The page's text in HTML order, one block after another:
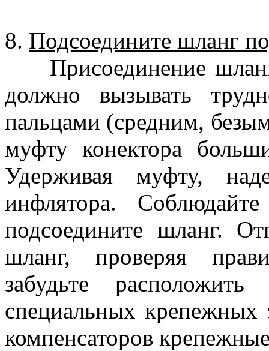
8. Подсоедините шланг
Присоединение
должно вызывать
пальцами (средним,
муфту конектора
Удерживая муфту,
инфлятора.
подсоедините шланг.
шланг, проверяя
забудьте
специальных крепежных
компенсаторов